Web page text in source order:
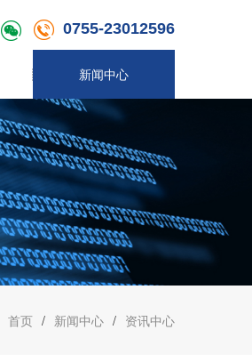
0755-23012596
新闻中心
首页 / 新闻中心 / 资讯中心